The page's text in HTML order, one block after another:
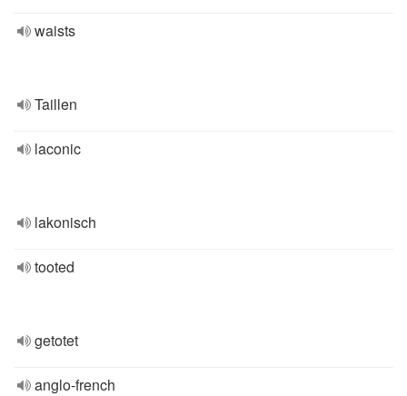
waists
Taillen
laconic
lakonisch
tooted
getotet
anglo-french